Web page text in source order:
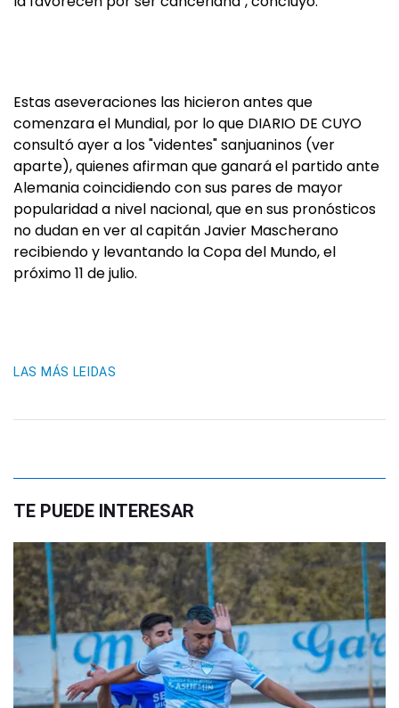
Estas aseveraciones las hicieron antes que
comenzara el Mundial, por lo que DIARIO DE CUYO
consultó ayer a los "videntes" sanjuaninos (ver
aparte), quienes afirman que ganará el partido ante
Alemania coincidiendo con sus pares de mayor
popularidad a nivel nacional, que en sus pronósticos
no dudan en ver al capitán Javier Mascherano
recibiendo y levantando la Copa del Mundo, el
próximo 11 de julio.
LAS MÁS LEIDAS
TE PUEDE INTERESAR